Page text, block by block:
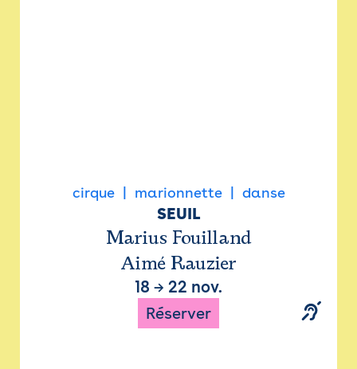
cirque marionnette danse
SEUIL
Marius Fouilland
Aimé Rauzier
18 → 22 nov.
Réserver